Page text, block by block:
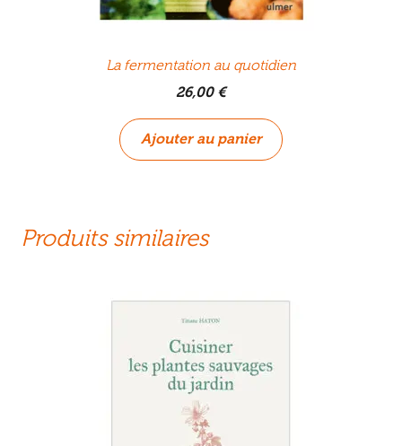
La fermentation au quotidien
26,00 €
Ajouter au panier
Produits similaires